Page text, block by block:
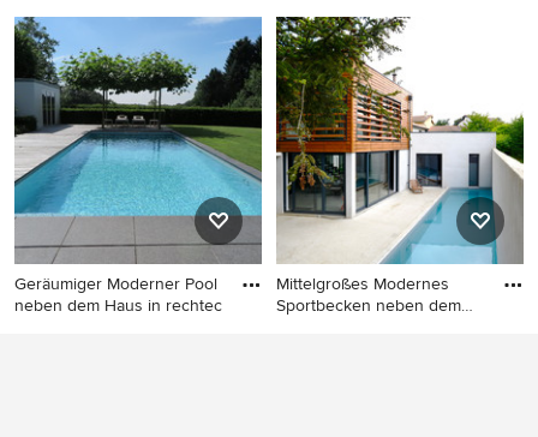
Mittelgroßer, Gefliester
Moderner Schwimmteich
neben dem Haus in
rechteckiger Form mit
Wasserspiel in Sonstige
Großer Maritimer
Schwimmteich neben dem
Haus in individueller Form
mit Wasserspiel und
Stempelbeton in Marseille
Geräumiger Moderner Pool
neben dem Haus in rechtec
Mittelgroßes Modernes
Sportbecken neben dem